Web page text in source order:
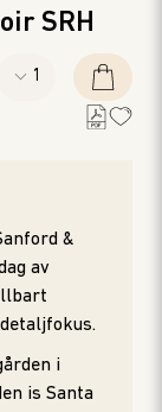
SRH
&
av
i
is Santa